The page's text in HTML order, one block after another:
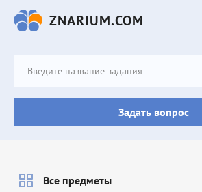
ZNARIUM.COM
Задать вопрос
Все предметы